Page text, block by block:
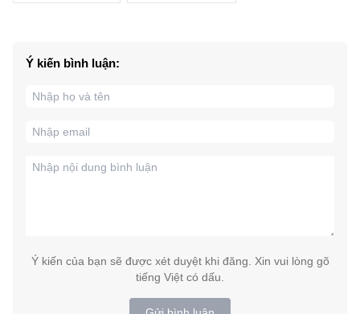
Ý kiến bình luận:
Ý kiến của bạn sẽ được xét duyệt khi đăng. Xin vui lòng gõ
tiếng Việt có dấu.